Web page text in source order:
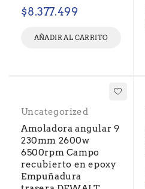
$8.377.499
AÑADIR AL CARRITO
Uncategorized
Amoladora angular 9
230mm 2600w
6500rpm Campo
recubierto en epoxy
Empuñadura